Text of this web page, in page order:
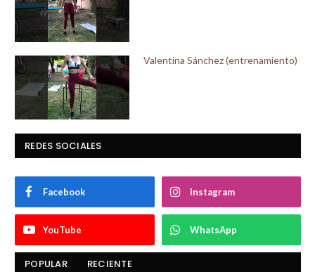
Valentina Sánchez (entrenamiento)
REDES SOCIALES
Facebook Instagram
YouTube WhatsApp
POPULAR RECIENTE